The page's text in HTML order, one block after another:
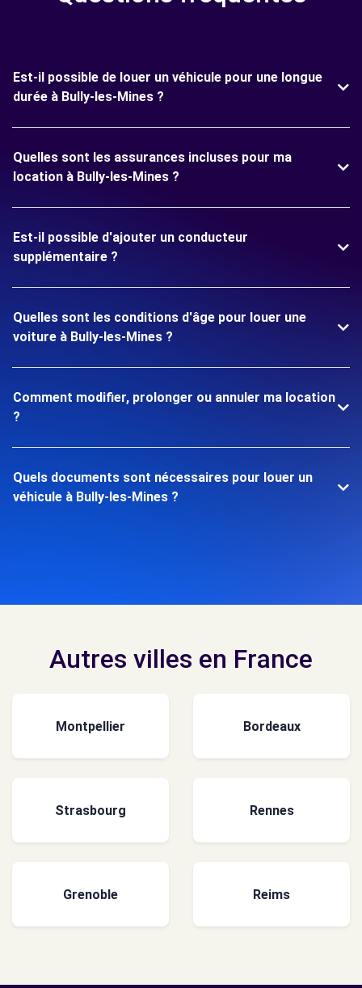
Est-il possible de louer un véhicule pour une longue
durée à Bully-les-Mines ?
Quelles sont les assurances incluses pour ma
location à Bully-les-Mines ?
Est-il possible d'ajouter un conducteur
supplémentaire ?
Quelles sont les conditions d'âge pour louer une
voiture à Bully-les-Mines ?
Comment modifier, prolonger ou annuler ma location
?
Quels documents sont nécessaires pour louer un
véhicule à Bully-les-Mines ?
Autres villes en France
Montpellier Bordeaux
Strasbourg Rennes
Grenoble Reims